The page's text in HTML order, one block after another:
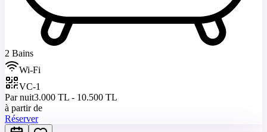
2 Bains
Wi-Fi
VC-1
Par nuit3.000 TL - 10.500 TL
à partir de
Réserver